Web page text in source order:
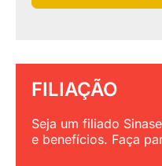
FILIAÇÃO
Seja um filiado
e benefícios. Faça